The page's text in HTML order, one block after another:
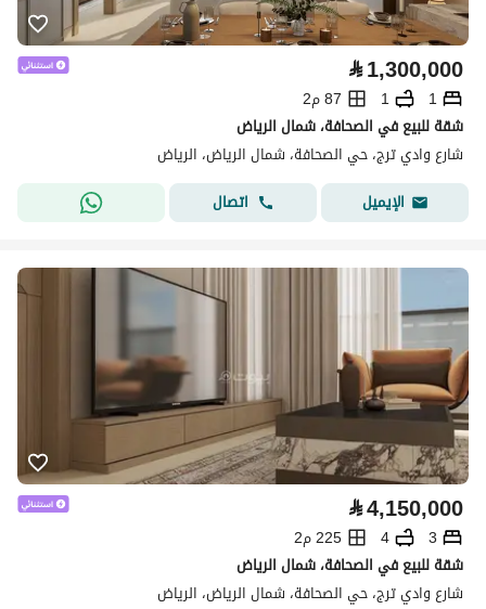
⃁1,300,000
1
1
87 م2
شقة للبيع في الصحافة، شمال الرياض
شارع وادي ترج، حي الصحافة، شمال الرياض، الرياض
الإيميل
اتصال
⃁4,150,000
3
4
225 م2
شقة للبيع في الصحافة، شمال الرياض
شارع وادي ترج، حي الصحافة، شمال الرياض، الرياض